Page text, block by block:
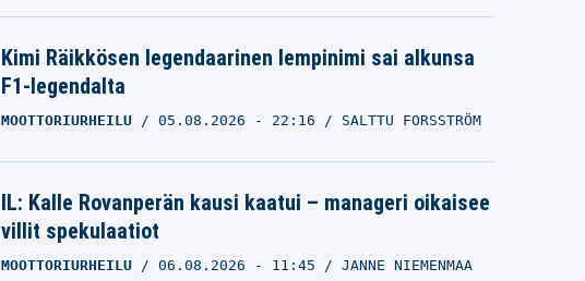
Kimi Räikkösen legendaarinen lempinimi sai alkunsa
F1-legendalta
MOOTTORIURHEILU 05.08.2026 - 22:16 SALTTU FORSSTRÖM
IL: Kalle Rovanperän kausi kaatui – manageri oikaisee
villit spekulaatiot
MOOTTORIURHEILU 06.08.2026 - 11:45 JANNE NIEMENMAA